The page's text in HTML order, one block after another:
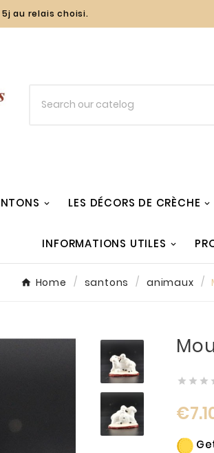
au relais choisi.
LES DÉCORS DE CRÈCHE
INFORMATIONS UTILES
Home santons animaux
  